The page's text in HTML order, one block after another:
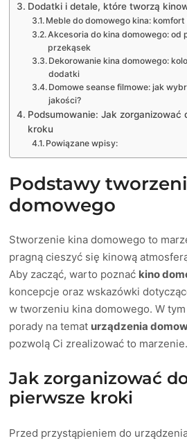
Dodatki i detale, które tworzą
Meble do domowego kina:
Akcesoria do kina domowego: od
przekąsek
Dekorowanie kina domowego:
dodatki
Domowe seanse filmowe: jak
jakości?
Podsumowanie: Jak zorganizować
kroku
Powiązane wpisy:
Podstawy
domowego
Stworzenie kina domowego to
pragną cieszyć się kinową
Aby zacząć, warto poznać kino
koncepcje oraz wskazówki
w tworzeniu kina domowego. W
porady na temat urządzenia
pozwolą Ci zrealizować to marzenie.
Jak zorganizować
pierwsze kroki
Przed przystąpieniem do